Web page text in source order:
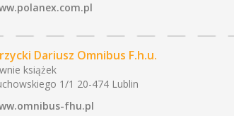
Dariusz Omnibus F.h.u.
książek
1/1 20-474 Lublin
fhu.pl